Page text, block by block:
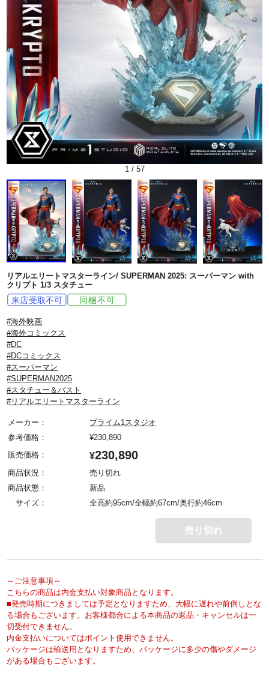
1 / 57
リアルエリートマスターライン/ SUPERMAN 2025: スーパーマン with
クリプト 1/3 スタチュー
#海外映画
#海外コミックス
#DC
#DCコミックス
#スーパーマン
#SUPERMAN2025
#スタチュー＆バスト
#リアルエリートマスターライン
メーカー：
プライム1スタジオ
参考価格：
¥230,890
販売価格：
¥230,890
商品状況：
売り切れ
商品状態：
新品
サイズ：
全高約95cm/全幅約67cm/奥行約46cm
売り切れ
～ご注意事項～
こちらの商品は内金支払い対象商品となります。
■発売時期につきましては予定となりますため、大幅に遅れや前倒しとな
る場合もございます。お客様都合による本商品の返品・キャンセルは一
切受付できません。
内金支払いについてはポイント使用できません。
パッケージは輸送用となりますため、パッケージに多少の傷やダメージ
がある場合もございます。